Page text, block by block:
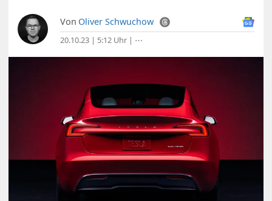
Von Oliver Schwuchow
20.10.23 | 5:12 Uhr | ⋯